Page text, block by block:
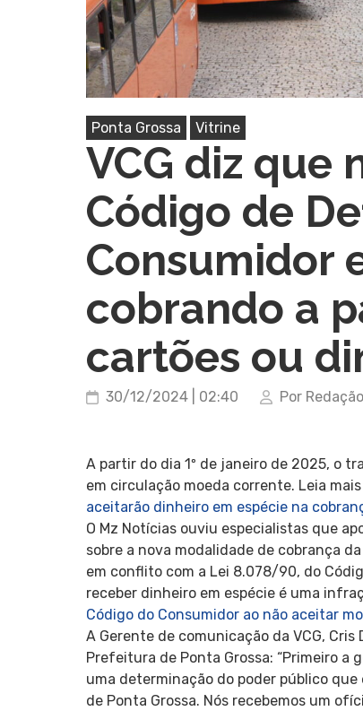
Pressione Enter para pesquisar
Ponta Grossa Vitrine
VCG diz que
Código de
Consumidor
cobrando a
cartões ou
30/12/2024 | 02:40 Por
A partir do dia 1º de janeiro de 2025, o
em circulação moeda corrente. Leia
aceitarão dinheiro em espécie na
O Mz Notícias ouviu especialistas que
sobre a nova modalidade de cobrança
em conflito com a Lei 8.078/90, do
receber dinheiro em espécie é uma
Código do Consumidor ao não aceitar
A Gerente de comunicação da VCG,
Prefeitura de Ponta Grossa: “Primeiro a
uma determinação do poder público
de Ponta Grossa. Nós recebemos um